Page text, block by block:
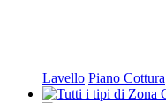
Lavello Piano Cottura